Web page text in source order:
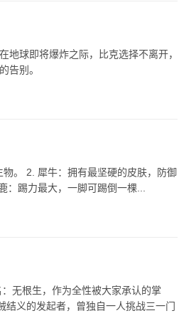
球即将爆炸之际，比克选择不离开，
告别。
。 2. 犀牛：拥有最坚硬的皮肤，防御
踢力最大，一脚可踢倒一棵...
无根生，作为全性被大家承认的掌
结义的发起者，曾独自一人挑战三一门